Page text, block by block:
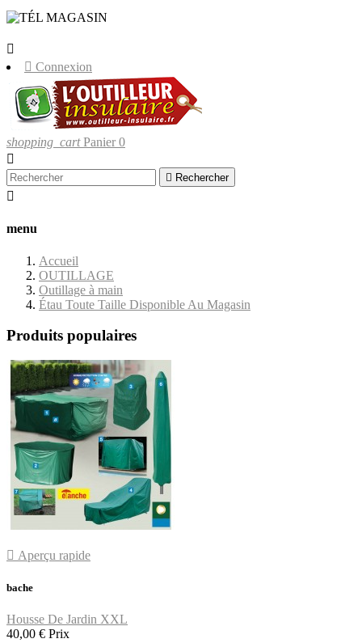

 Connexion
shopping_cart Panier 0

 Rechercher

menu
Accueil
OUTILLAGE
Outillage à main
Étau Toute Taille Disponible Au Magasin
Produits populaires
 Aperçu rapide
bache
Housse De Jardin XXL
40,00 € Prix